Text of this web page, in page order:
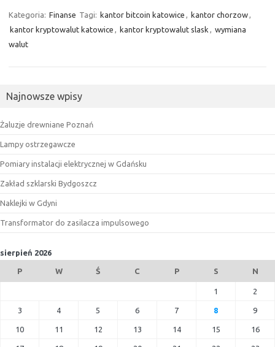
Kategoria: Finanse Tagi: kantor bitcoin katowice , kantor chorzow,
kantor kryptowalut katowice , kantor kryptowalut slask , wymiana
walut
Najnowsze wpisy
Żaluzje drewniane Poznań
Lampy ostrzegawcze
Pomiary instalacji elektrycznej w Gdańsku
Zakład szklarski Bydgoszcz
Naklejki w Gdyni
Transformator do zasilacza impulsowego
sierpień 2026
P W Ś C P S N
1 2
3 4 5 6 7 8 9
10 11 12 13 14 15 16